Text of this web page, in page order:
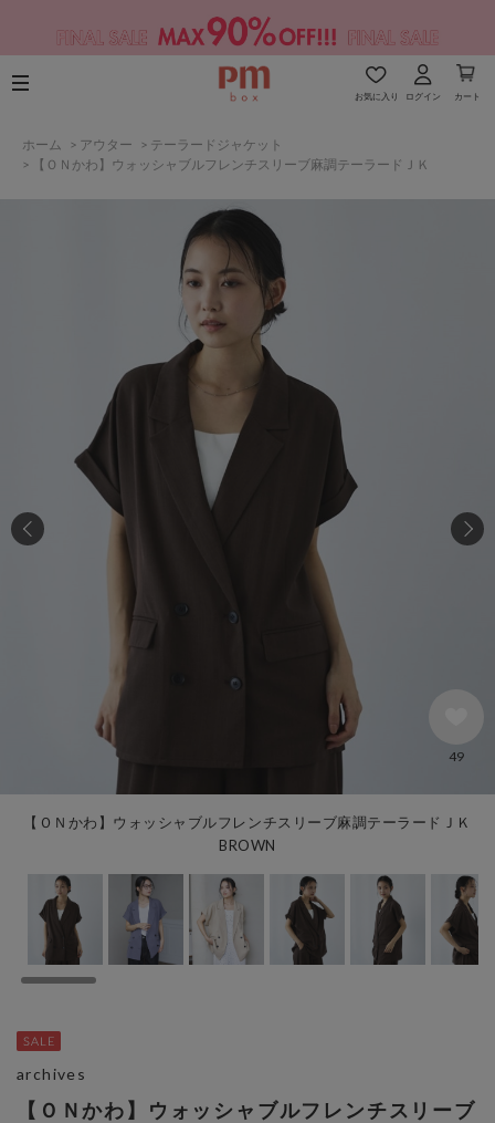
お気に入り ログイン カート
ホーム > アウター > テーラードジャケット
>
【ＯＮかわ】ウォッシャブルフレンチスリーブ麻調テーラードＪＫ
【ＯＮかわ】ウォッシャブルフレンチスリーブ麻調テーラードＪＫ
BROWN
49
【ＯＮかわ】ウォッシャブルフレンチスリーブ
archives